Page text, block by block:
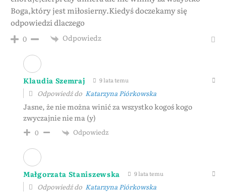
Boga,który jest miłosierny.Kiedyś doczekamy się
odpowiedzi dlaczego
0 Odpowiedz
Klaudia Szemraj 9 lata temu
Odpowiedź do Katarzyna Piórkowska
Jasne, że nie można winić za wszystko kogoś kogo
zwyczajnie nie ma (y)
0 Odpowiedz
Małgorzata Staniszewska 9 lata temu
Odpowiedź do Katarzyna Piórkowska